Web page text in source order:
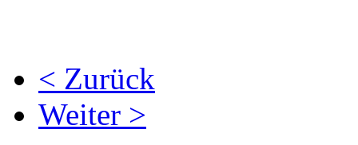
< Zurück
Weiter >